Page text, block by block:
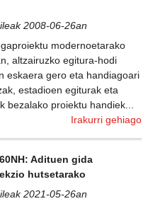
2008-06-26an
modernoetarako
altzairuzko egitura-hodi
eskaera gero eta handiagoari
estadioen egiturak eta
bezalako proiektu handiek...
Irakurri gehiago
Adituen gida
hutsetarako
2021-05-26an